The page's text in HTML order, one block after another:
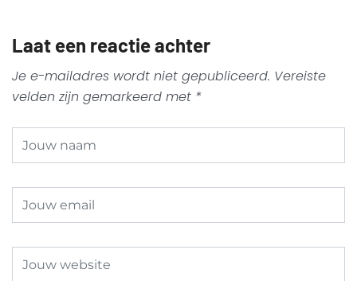
Laat een reactie achter
Je e-mailadres wordt niet gepubliceerd. Vereiste
velden zijn gemarkeerd met *